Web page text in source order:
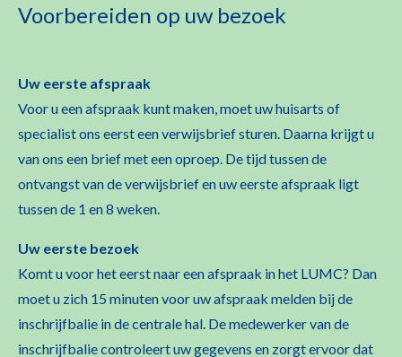
Voorbereiden op uw bezoek
Uw eerste afspraak
Voor u een afspraak kunt maken, moet uw huisarts of
specialist ons eerst een verwijsbrief sturen. Daarna krijgt u
van ons een brief met een oproep. De tijd tussen de
ontvangst van de verwijsbrief en uw eerste afspraak ligt
tussen de 1 en 8 weken.
Uw eerste bezoek
Komt u voor het eerst naar een afspraak in het LUMC? Dan
moet u zich 15 minuten voor uw afspraak melden bij de
inschrijfbalie in de centrale hal. De medewerker van de
inschrijfbalie controleert uw gegevens en zorgt ervoor dat